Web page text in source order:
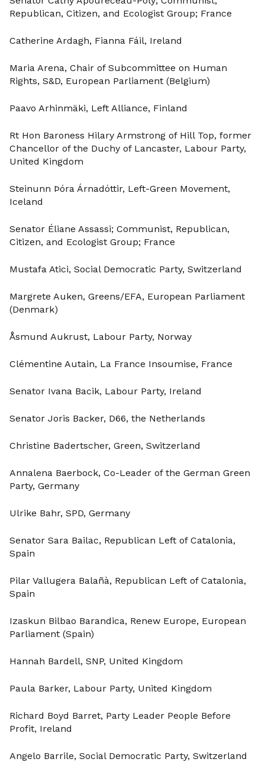
Republican, Citizen, and Ecologist Group; France
Catherine Ardagh, Fianna Fáil, Ireland
Maria Arena, Chair of Subcommittee on Human
Rights, S&D, European Parliament (Belgium)
Paavo Arhinmäki, Left Alliance, Finland
Rt Hon Baroness Hilary Armstrong of Hill Top, former
Chancellor of the Duchy of Lancaster, Labour Party,
United Kingdom
Steinunn Þóra Árnadóttir, Left-Green Movement,
Iceland
Senator Éliane Assassi; Communist, Republican,
Citizen, and Ecologist Group; France
Mustafa Atici, Social Democratic Party, Switzerland
Margrete Auken, Greens/EFA, European Parliament
(Denmark)
Åsmund Aukrust, Labour Party, Norway
Clémentine Autain, La France Insoumise, France
Senator Ivana Bacik, Labour Party, Ireland
Senator Joris Backer, D66, the Netherlands
Christine Badertscher, Green, Switzerland
Annalena Baerbock, Co-Leader of the German Green
Party, Germany
Ulrike Bahr, SPD, Germany
Senator Sara Bailac, Republican Left of Catalonia,
Spain
Pilar Vallugera Balañà, Republican Left of Catalonia,
Spain
Izaskun Bilbao Barandica, Renew Europe, European
Parliament (Spain)
Hannah Bardell, SNP, United Kingdom
Paula Barker, Labour Party, United Kingdom
Richard Boyd Barret, Party Leader People Before
Profit, Ireland
Angelo Barrile, Social Democratic Party, Switzerland